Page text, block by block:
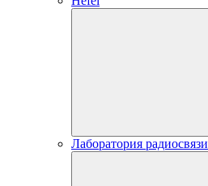
Лаборатория радиосвязи